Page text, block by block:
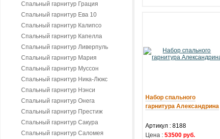
Спальный гарнитур Грация
Спальный гарнитур Ева 10
Спальный гарнитур Калипсо
Спальный гарнитур Капелла
Спальный гарнитур Ливерпуль
Спальный гарнитур Мария
Спальный гарнитур Муссон
Спальный гарнитур Ника-Люкс
Спальный гарнитур Нэнси
Спальный гарнитур Онега
Спальный гарнитур Престиж
Спальный гарнитур Сакура
Спальный гарнитур Саломея
Набор спального
гарнитура Александрина
Артикул : 8188
Цена : 53500 руб.